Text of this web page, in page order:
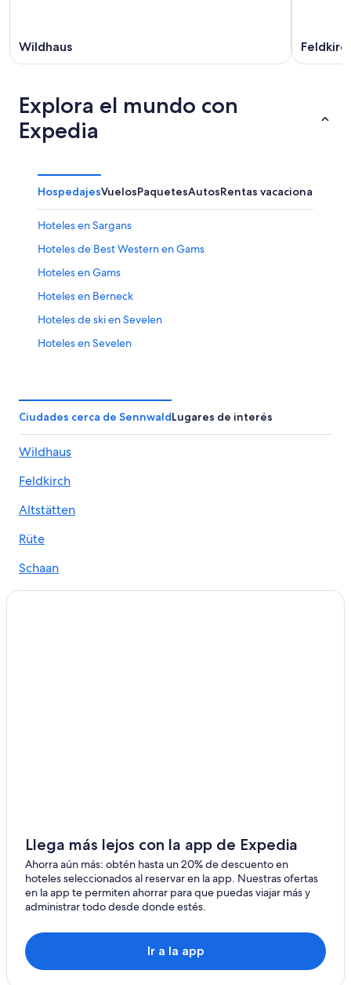
Wildhaus
Explora el mundo con
Expedia
HospedajesVuelosPaquetesAutosRentas vacacionales
Hoteles en Sargans
Hoteles de Best Western en Gams
Hoteles en Gams
Hoteles en Berneck
Hoteles de ski en Sevelen
Hoteles en Sevelen
Apartamentos en Buchs
Hoteles en Buchs
Apartamentos en Estación de tren de Buchs SG
Hoteles con bar en Unterwasser
Hoteles en Unterwasser
Apartamentos en Abtwil
Hoteles en Staad
Apart-Hoteles en St. Gallen
Apartamentos en St. Gallen
Hoteles de Relais & Chateaux en St. Gallen
Hoteles en St. Gallen
Ciudades cerca de SennwaldLugares de interés
Wildhaus
Feldkirch
Altstätten
Rüte
Schaan
Llega más lejos con la app de Expedia
Ahorra aún más: obtén hasta un 20% de descuento en
hoteles seleccionados al reservar en la app. Nuestras ofertas
en la app te permiten ahorrar para que puedas viajar más y
administrar todo desde donde estés.
Ir a la app